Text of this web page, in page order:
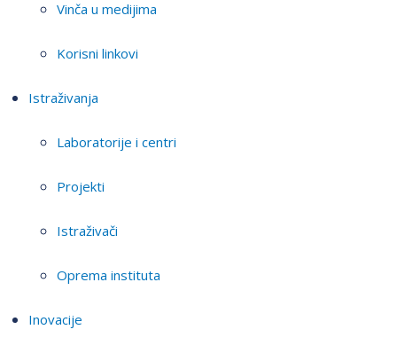
Vinča u medijima
Korisni linkovi
Istraživanja
Laboratorije i centri
Projekti
Istraživači
Oprema instituta
Inovacije